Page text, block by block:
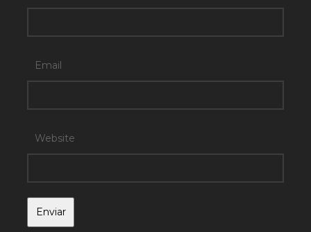
Email
Website